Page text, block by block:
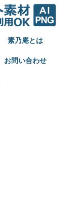
素乃庵とは
お問い合わせ